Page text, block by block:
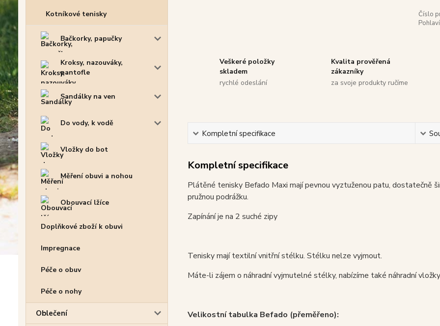
Kotníkové tenisky
Bačkorky, papučky
Kroksy, nazouváky,
pantofle
Sandálky na ven
Do vody, k vodě
Vložky do bot
Měření obuvi a nohou
Obouvací lžíce
Doplňkové zboží k obuvi
Impregnace
Péče o obuv
Péče o nohy
Oblečení
Číslo
Veškeré položky
skladem
rychlé odeslání
Kvalita prověřená
zákazníky
za svoje produkty ručíme
Kompletní specifikace
Kompletní specifikace
Plátěné tenisky Befado Maxi mají pevnou vyztuženou patu, dostatečně
pružnou podrážku.
Zapínání je na 2 suché zipy
Tenisky mají textilní vnitřní stélku. Stélku nelze vyjmout.
Máte-li zájem o náhradní vyjmutelné stélky, nabízíme také náhradní
Velikostní tabulka Befado (přeměřeno):